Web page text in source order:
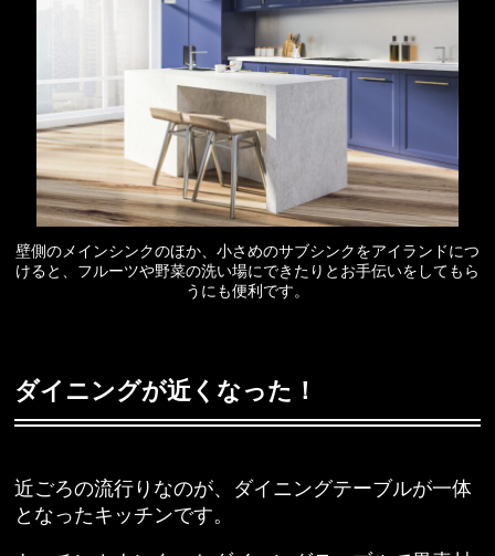
壁側のメインシンクのほか、小さめのサブシンクをアイランドにつ
けると、フルーツや野菜の洗い場にできたりとお手伝いをしてもら
うにも便利です。
ダイニングが近くなった！
近ごろの流行りなのが、ダイニングテーブルが一体
となったキッチンです。